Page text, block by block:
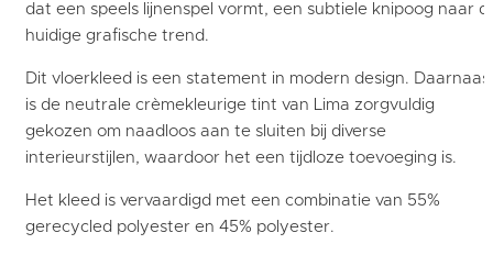
dat een speels lijnenspel vormt, een subtiele knipoog naar
huidige grafische trend.
Dit vloerkleed is een statement in modern design.
is de neutrale crèmekleurige tint van Lima zorgvuldig
gekozen om naadloos aan te sluiten bij diverse
interieurstijlen, waardoor het een tijdloze toevoeging is.
Het kleed is vervaardigd met een combinatie van 55%
gerecycled polyester en 45% polyester.